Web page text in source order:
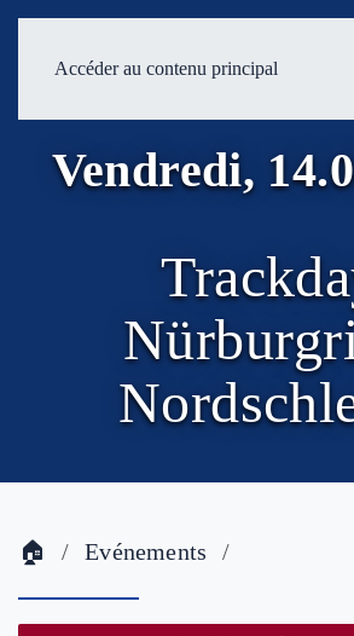
Accéder au contenu principal
Vendredi,
🏠 Evénements